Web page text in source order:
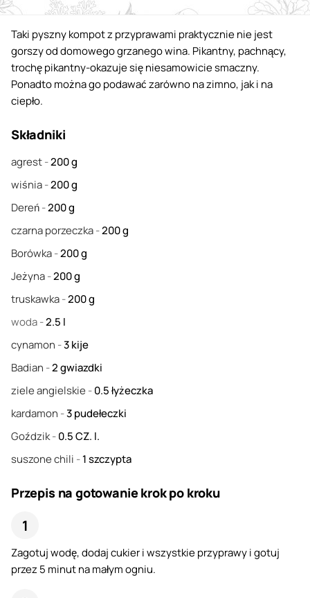
Taki pyszny kompot z przyprawami praktycznie nie jest
gorszy od domowego grzanego wina. Pikantny, pachnący,
trochę pikantny-okazuje się niesamowicie smaczny.
Ponadto można go podawać zarówno na zimno, jak i na
ciepło.
Składniki
agrest-200g
wiśnia-200g
Dereń-200g
czarna porzeczka-200g
Borówka-200g
Jeżyna-200g
truskawka-200g
woda-2.5 l
cynamon -3kije
Badian -2gwiazdki
ziele angielskie -0.5łyżeczka
kardamon -3pudełeczki
Goździk-0.5CZ. l.
suszone chili -1szczypta
Przepis na gotowanie krok po kroku
Zagotuj wodę, dodaj cukier i wszystkie przyprawy i gotuj
przez 5 minut na małym ogniu.